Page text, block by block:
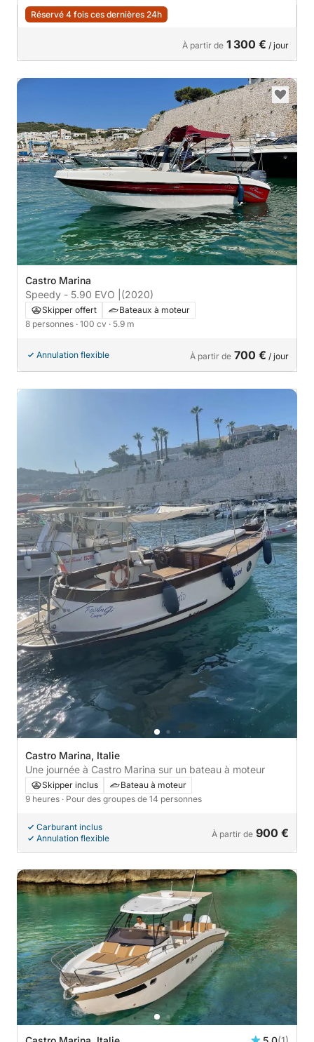
Réservé 4 fois ces dernières 24h
À partir de 1 300 € / jour
Castro Marina
Speedy - 5.90 EVO | (2020)
Skipper offert
Bateaux à moteur
8 personnes · 100 cv · 5.9 m
Annulation flexible À partir de 700 € / jour
Castro Marina, Italie
Une journée à Castro Marina sur un bateau à moteur
Skipper inclus
Bateau à moteur
9 heures · Pour des groupes de 14 personnes
Carburant inclus
Annulation flexible
À partir de 900 €